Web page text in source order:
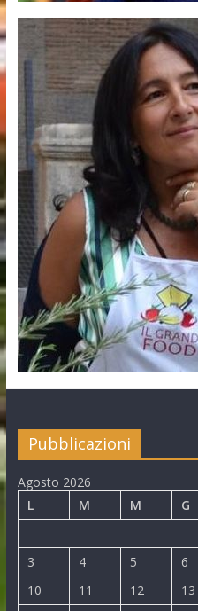
Pubblicazioni
Agosto 2026
L
M M G
3
4 5 6
10
11 12 13